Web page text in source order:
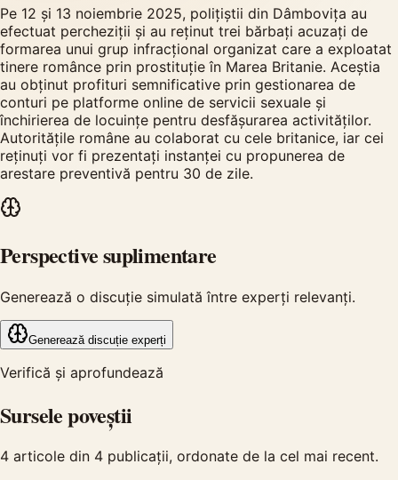
Pe 12 și 13 noiembrie 2025, polițiștii din Dâmbovița au
efectuat percheziții și au reținut trei bărbați acuzați de
formarea unui grup infracțional organizat care a exploatat
tinere românce prin prostituție în Marea Britanie. Aceștia
au obținut profituri semnificative prin gestionarea de
conturi pe platforme online de servicii sexuale și
închirierea de locuințe pentru desfășurarea activităților.
Autoritățile române au colaborat cu cele britanice, iar cei
reținuți vor fi prezentați instanței cu propunerea de
arestare preventivă pentru 30 de zile.
Perspective suplimentare
Generează o discuție simulată între experți relevanți.
Generează discuție experți
Verifică și aprofundează
Sursele poveștii
4 articole din 4 publicații, ordonate de la cel mai recent.